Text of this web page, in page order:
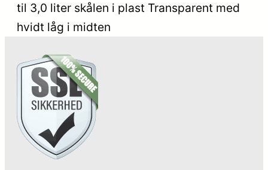
til 3,0 liter skålen i plast Transparent med
hvidt låg i midten